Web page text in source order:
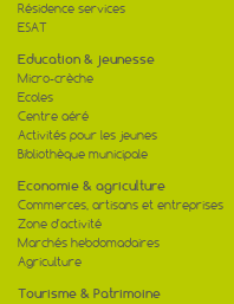
Résidence services
ESAT
Education & jeunesse
Micro-crèche
Ecoles
Centre aéré
Activités pour les jeunes
Bibliothèque municipale
Economie & agriculture
Commerces, artisans et entreprises
Zone d'activité
Marchés hebdomadaires
Agriculture
Tourisme & Patrimoine